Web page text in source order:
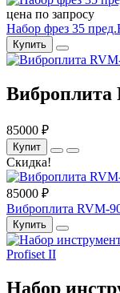
цена по запросу
Набор фрез 35
Купить
Виброплита
85000 ₽
Купит
Скидка!
85000 ₽
Виброплита RVM-
Купить
Набор